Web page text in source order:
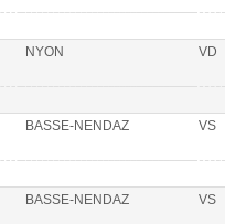
NYON VD
BASSE-NENDAZ VS
BASSE-NENDAZ VS